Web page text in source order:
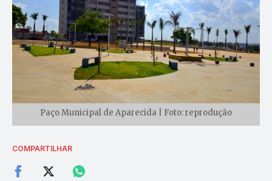
Paço Municipal de Aparecida | Foto: reprodução
COMPARTILHAR